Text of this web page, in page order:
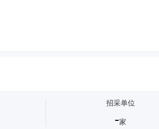
招采单位
-家